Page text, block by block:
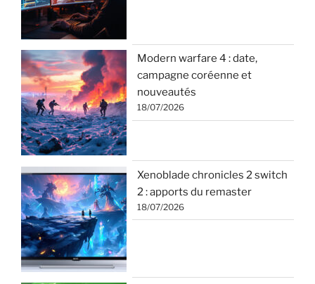
Modern warfare 4 : date,
campagne coréenne et
nouveautés
18/07/2026
Xenoblade chronicles 2 switch
2 : apports du remaster
18/07/2026